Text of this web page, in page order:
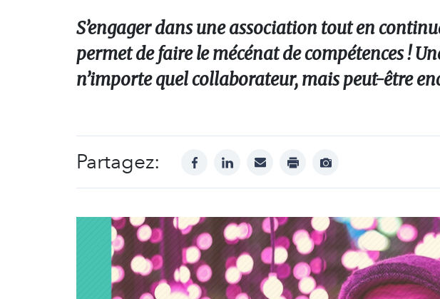
S’engager dans une association tout en
permet de faire le mécénat de compétences !
n’importe quel collaborateur, mais peut-être
Partagez: facebooklinkedinmail print
Afficher